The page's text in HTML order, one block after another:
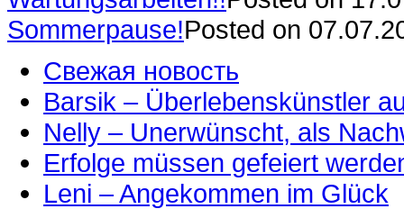
Sommerpause!Posted on
Свежая новость
Barsik – Überlebenskünstler
Nelly – Unerwünscht, als
Erfolge müssen gefeiert
Leni – Angekommen im Glück